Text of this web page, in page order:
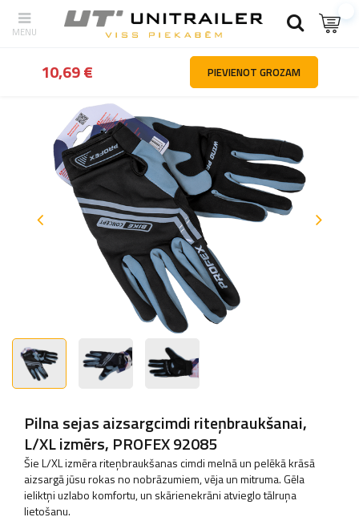
Atpakaļ Mājas Automašīnu daļas un piederumi Velosipēdu
Pilna sejas aizsargcimdi riteņbraukšanai,
L/XL izmērs, PROFEX 92085
Šie L/XL izmēra riteņbraukšanas cimdi melnā un pelēkā krāsā
aizsargā jūsu rokas no nobrāzumiem, vēja un mitruma. Gēla
ieliktņi uzlabo komfortu, un skārienekrāni atvieglo tālruņa
lietošanu.
10,69 € PIEVIENOT GROZAM